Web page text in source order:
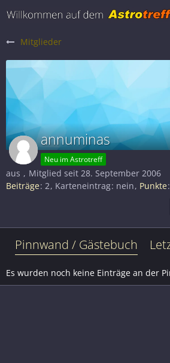
Mitglieder
annuminas
Neu im Astrotreff
aus
Mitglied seit 28. September 2006
Beiträge 2 Karteneintrag nein Punkte
Pinnwand / Gästebuch
Es wurden noch keine Einträge an der